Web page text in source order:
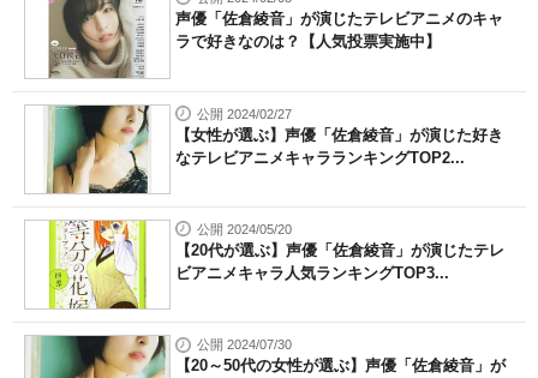
声優「佐倉綾音」が演じたテレビアニメのキャ
ラで好きなのは？【人気投票実施中】
公開 2024/02/27
【女性が選ぶ】声優「佐倉綾音」が演じた好き
なテレビアニメキャラランキングTOP2...
公開 2024/05/20
【20代が選ぶ】声優「佐倉綾音」が演じたテレ
ビアニメキャラ人気ランキングTOP3...
公開 2024/07/30
【20～50代の女性が選ぶ】声優「佐倉綾音」が